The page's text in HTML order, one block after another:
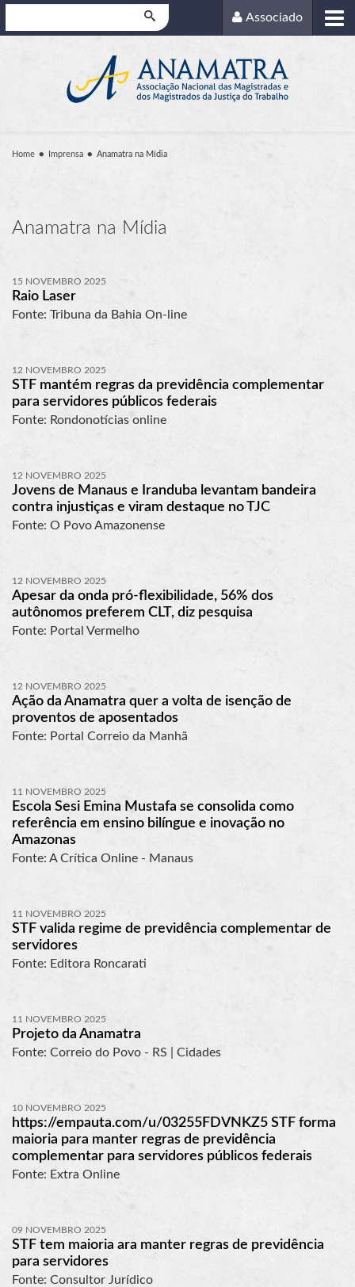
Associado
Home Imprensa Anamatra na Mídia
Anamatra na Mídia
15 NOVEMBRO 2025
Raio Laser
Fonte: Tribuna da Bahia On-line
12 NOVEMBRO 2025
STF mantém regras da previdência complementar
para servidores públicos federais
Fonte: Rondonotícias online
12 NOVEMBRO 2025
Jovens de Manaus e Iranduba levantam bandeira
contra injustiças e viram destaque no TJC
Fonte: O Povo Amazonense
12 NOVEMBRO 2025
Apesar da onda pró-flexibilidade, 56% dos
autônomos preferem CLT, diz pesquisa
Fonte: Portal Vermelho
12 NOVEMBRO 2025
Ação da Anamatra quer a volta de isenção de
proventos de aposentados
Fonte: Portal Correio da Manhã
11 NOVEMBRO 2025
Escola Sesi Emina Mustafa se consolida como
referência em ensino bilíngue e inovação no
Amazonas
Fonte: A Crítica Online - Manaus
11 NOVEMBRO 2025
STF valida regime de previdência complementar de
servidores
Fonte: Editora Roncarati
11 NOVEMBRO 2025
Projeto da Anamatra
Fonte: Correio do Povo - RS | Cidades
10 NOVEMBRO 2025
https://empauta.com/u/03255FDVNKZ5 STF forma
maioria para manter regras de previdência
complementar para servidores públicos federais
Fonte: Extra Online
09 NOVEMBRO 2025
STF tem maioria ara manter regras de previdência
para servidores
Fonte: Consultor Jurídico